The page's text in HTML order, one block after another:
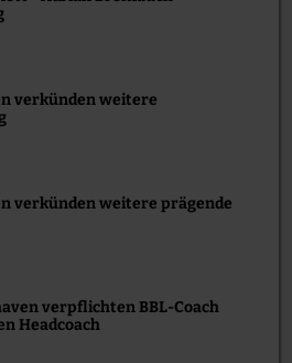
verkünden weitere
verkünden weitere prägende
verpflichten BBL-Coach
Headcoach